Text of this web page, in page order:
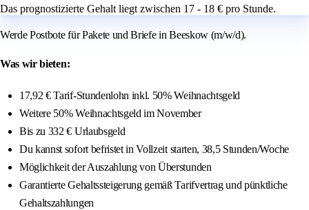
Das prognostizierte Gehalt liegt zwischen 17 - 18 € pro Stunde.
Werde Postbote für Pakete und Briefe in Beeskow (m/w/d).
Was wir bieten:
17,92 € Tarif-Stundenlohn inkl. 50% Weihnachtsgeld
Weitere 50% Weihnachtsgeld im November
Bis zu 332 € Urlaubsgeld
Du kannst sofort befristet in Vollzeit starten, 38,5 Stunden/Woche
Möglichkeit der Auszahlung von Überstunden
Garantierte Gehaltssteigerung gemäß Tarifvertrag und pünktliche
Gehaltszahlungen